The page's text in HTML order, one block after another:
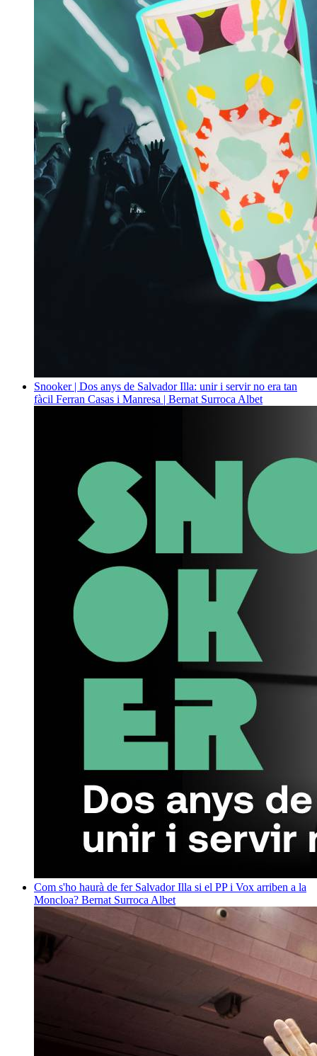
Snooker | Dos anys de Salvador Illa: unir i servir no era tan
fàcil Ferran Casas i Manresa | Bernat Surroca Albet
Com s'ho haurà de fer Salvador Illa si el PP i Vox arriben a la
Moncloa? Bernat Surroca Albet